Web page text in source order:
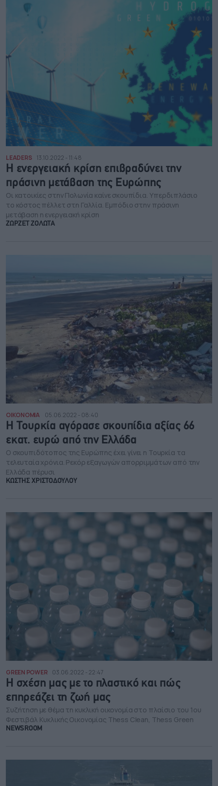
LEADERS 13.10.2022 - 11:48
Η ενεργειακή κρίση επιβραδύνει την
πράσινη μετάβαση της Ευρώπης
Οι κατοικίες στην Πολωνία καίνε σκουπίδια. Υπερδιπλάσιο
το κόστος πέλλετ στη Γαλλία. Εμπόδιο στην πράσινη
μετάβαση η ενεργειακή κρίση
ΖΩΡΖΕΤ ΖΟΛΩΤΑ
ΟΙΚΟΝΟΜΙΑ 05.06.2022 - 08:40
Η Τουρκία αγόρασε σκουπίδια αξίας 66
εκατ. ευρώ από την Ελλάδα
Ο σκουπιδότοπος της Ευρώπης έχει γίνει η Τουρκία τα
τελευταία χρόνια. Ρεκόρ εξαγωγών απορριμμάτων από την
Ελλάδα πέρυσι
ΚΩΣΤΗΣ ΧΡΙΣΤΟΔΟΥΛΟΥ
GREEN POWER 03.06.2022 - 22:47
Η σχέση μας με το πλαστικό και πώς
επηρεάζει τη ζωή μας
Συζήτηση με θέμα τη κυκλική οικονομία στο πλαίσιο του 1ου
Φεστιβάλ Κυκλικής Οικονομίας Thess Clean, Thess Green
NEWSROOM